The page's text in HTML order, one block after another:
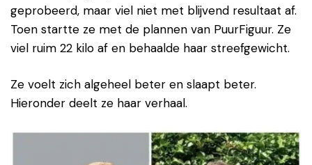
geprobeerd, maar viel niet met blijvend resultaat af.
Toen startte ze met de plannen van PuurFiguur. Ze
viel ruim 22 kilo af en behaalde haar streefgewicht.
Ze voelt zich algeheel beter en slaapt beter.
Hieronder deelt ze haar verhaal.